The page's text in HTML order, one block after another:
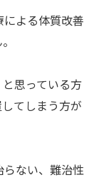
よる体質改善
思っている方
てしまう方が
らない、難治性